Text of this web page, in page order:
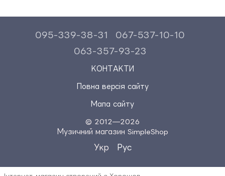
095-339-38-31
067-537-10-10
063-357-93-23
КОНТАКТИ
Повна версія сайту
Мапа сайту
© 2012—2026
Музичний магазин SimpleShop
Укр Рус